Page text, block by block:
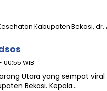
00:55 WIB
Utara yang sempat
Bekasi. Kepala…